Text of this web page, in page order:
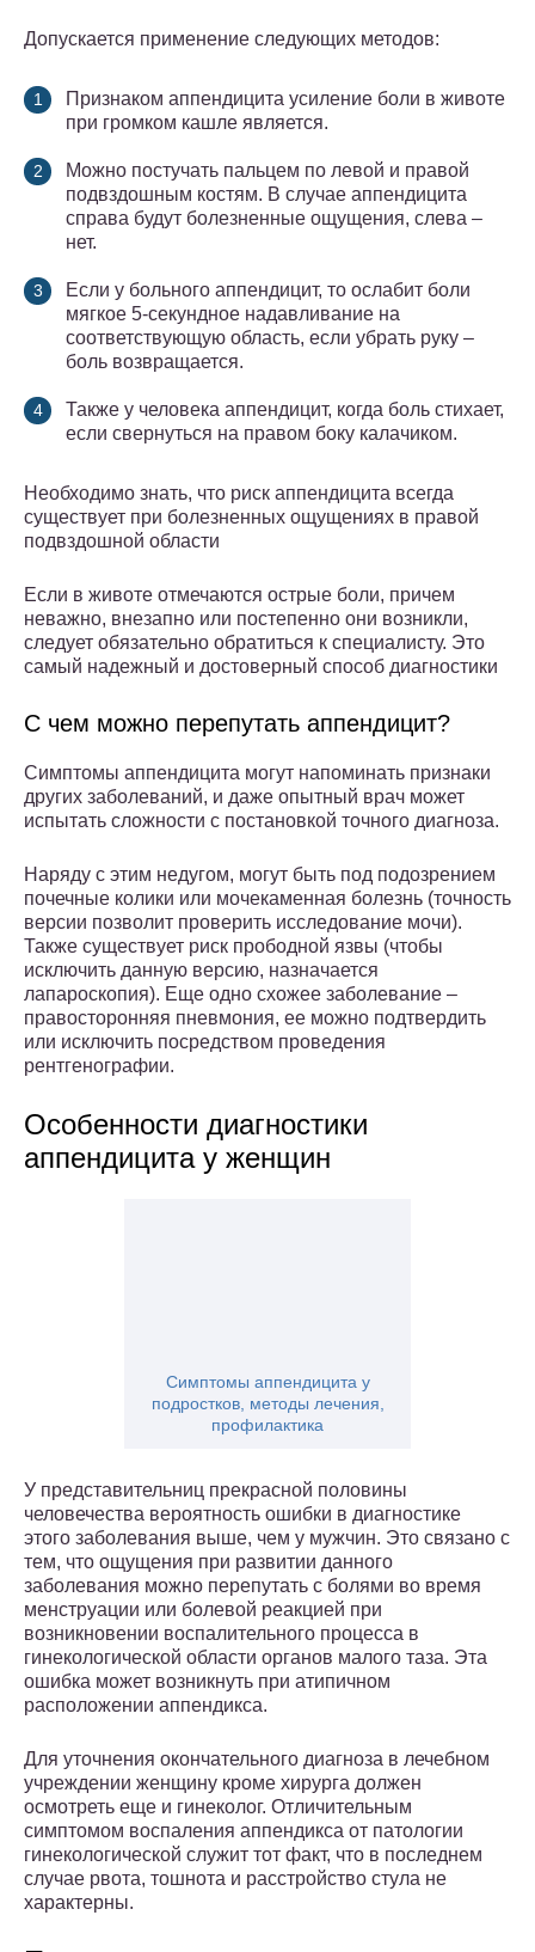
Допускается применение следующих методов:
Признаком аппендицита усиление боли в животе
при громком кашле является.
Можно постучать пальцем по левой и правой
подвздошным костям. В случае аппендицита
справа будут болезненные ощущения, слева –
нет.
Если у больного аппендицит, то ослабит боли
мягкое 5-секундное надавливание на
соответствующую область, если убрать руку –
боль возвращается.
Также у человека аппендицит, когда боль стихает,
если свернуться на правом боку калачиком.
Необходимо знать, что риск аппендицита всегда
существует при болезненных ощущениях в правой
подвздошной области
Если в животе отмечаются острые боли, причем
неважно, внезапно или постепенно они возникли,
следует обязательно обратиться к специалисту. Это
самый надежный и достоверный способ диагностики
С чем можно перепутать аппендицит?
Симптомы аппендицита могут напоминать признаки
других заболеваний, и даже опытный врач может
испытать сложности с постановкой точного диагноза.
Наряду с этим недугом, могут быть под подозрением
почечные колики или мочекаменная болезнь (точность
версии позволит проверить исследование мочи).
Также существует риск прободной язвы (чтобы
исключить данную версию, назначается
лапароскопия). Еще одно схожее заболевание –
правосторонняя пневмония, ее можно подтвердить
или исключить посредством проведения
рентгенографии.
Особенности диагностики
аппендицита у женщин
Симптомы аппендицита у
подростков, методы лечения,
профилактика
У представительниц прекрасной половины
человечества вероятность ошибки в диагностике
этого заболевания выше, чем у мужчин. Это связано с
тем, что ощущения при развитии данного
заболевания можно перепутать с болями во время
менструации или болевой реакцией при
возникновении воспалительного процесса в
гинекологической области органов малого таза. Эта
ошибка может возникнуть при атипичном
расположении аппендикса.
Для уточнения окончательного диагноза в лечебном
учреждении женщину кроме хирурга должен
осмотреть еще и гинеколог. Отличительным
симптомом воспаления аппендикса от патологии
гинекологической служит тот факт, что в последнем
случае рвота, тошнота и расстройство стула не
характерны.